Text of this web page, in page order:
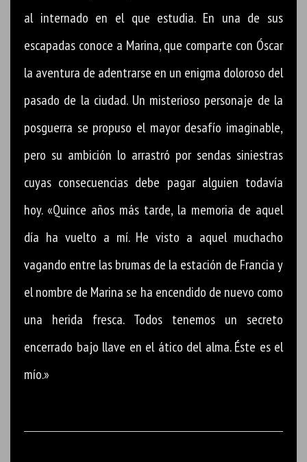
al internado en el que estudia. En una de sus
escapadas conoce a Marina, que comparte con Óscar
la aventura de adentrarse en un enigma doloroso del
pasado de la ciudad. Un misterioso personaje de la
posguerra se propuso el mayor desafío imaginable,
pero su ambición lo arrastró por sendas siniestras
cuyas consecuencias debe pagar alguien todavía
hoy. «Quince años más tarde, la memoria de aquel
día ha vuelto a mí. He visto a aquel muchacho
vagando entre las brumas de la estación de Francia y
el nombre de Marina se ha encendido de nuevo como
una herida fresca. Todos tenemos un secreto
encerrado bajo llave en el ático del alma. Éste es el
mío.»